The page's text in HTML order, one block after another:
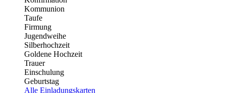
Kommunion
Taufe
Firmung
Jugendweihe
Silberhochzeit
Goldene Hochzeit
Trauer
Einschulung
Geburtstag
Alle Einladungskarten